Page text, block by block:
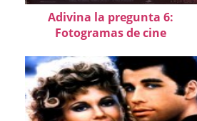
Adivina la pregunta 6:
Fotogramas de cine